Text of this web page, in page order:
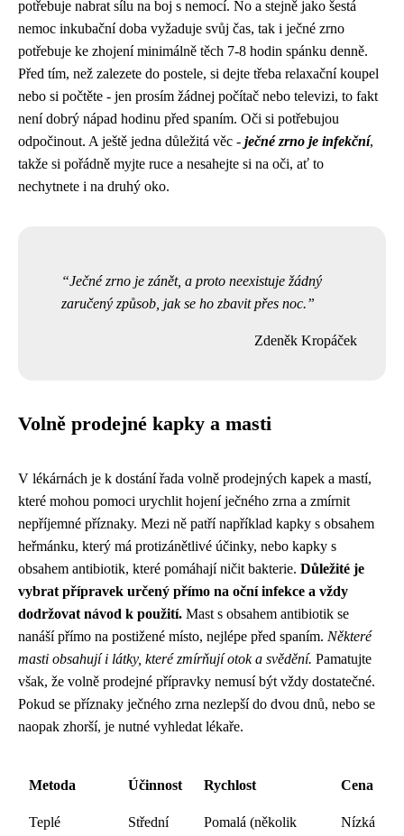
potřebuje nabrat sílu na boj s nemocí. No a stejně jako šestá
nemoc inkubační doba vyžaduje svůj čas, tak i ječné zrno
potřebuje ke zhojení minimálně těch 7-8 hodin spánku denně.
Před tím, než zalezete do postele, si dejte třeba relaxační koupel
nebo si počtěte - jen prosím žádnej počítač nebo televizi, to fakt
není dobrý nápad hodinu před spaním. Oči si potřebujou
odpočinout. A ještě jedna důležitá věc - ječné zrno je infekční,
takže si pořádně myjte ruce a nesahejte si na oči, ať to
nechytnete i na druhý oko.
Ječné zrno je zánět, a proto neexistuje žádný
zaručený způsob, jak se ho zbavit přes noc.
Zdeněk Kropáček
Volně prodejné kapky a masti
V lékárnách je k dostání řada volně prodejných kapek a mastí,
které mohou pomoci urychlit hojení ječného zrna a zmírnit
nepříjemné příznaky. Mezi ně patří například kapky s obsahem
heřmánku, který má protizánětlivé účinky, nebo kapky s
obsahem antibiotik, které pomáhají ničit bakterie. Důležité je
vybrat přípravek určený přímo na oční infekce a vždy
dodržovat návod k použití. Mast s obsahem antibiotik se
nanáší přímo na postižené místo, nejlépe před spaním. Některé
masti obsahují i ​​látky, které zmírňují otok a svědění. Pamatujte
však, že volně prodejné přípravky nemusí být vždy dostatečné.
Pokud se příznaky ječného zrna nezlepší do dvou dnů, nebo se
naopak zhorší, je nutné vyhledat lékaře.
Metoda Účinnost Rychlost Cena
Teplé
Střední
Pomalá (několik
Nízká